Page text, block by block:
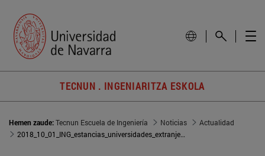
TECNUN . INGENIARITZA ESKOLA
Hemen zaude:Tecnun Escuela de Ingeniería Noticias
Actualidad
2018_10_01_ING_estancias_universidades_extranjeras_profesores